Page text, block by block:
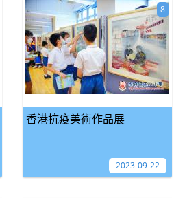
香港抗疫美術作品展
8
2023-09-22